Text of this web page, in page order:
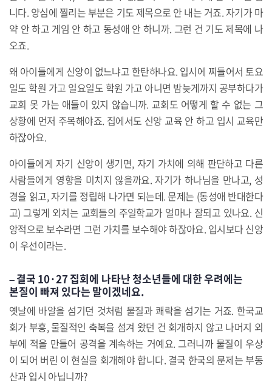
니다. 양심에 찔리는 부분은 기도 제목으로 안 내는 거죠. 자기가 마
약 안 하고 게임 안 하고 동성애 안 하니까. 그런 건 기도 제목에 나
오죠.
왜 아이들에게 신앙이 없느냐고 한탄하나요. 입시에 찌들어서 토요
일도 학원 가고 일요일도 학원 가고 아니면 밤늦게까지 공부하다가
교회 못 가는 애들이 있지 않습니까. 교회도 어떻게 할 수 없는 그
상황에 먼저 주목해야죠. 집에서도 신앙 교육 안 하고 입시 교육만
하잖아요.
아이들에게 자기 신앙이 생기면, 자기 가치에 의해 판단하고 다른
사람들에게 영향을 미치지 않을까요. 자기가 하나님을 만나고, 성
경을 읽고, 자기를 정립해 나가면 되는데. 문제는 (동성애 반대한다
고) 그렇게 외치는 교회들의 주일학교가 얼마나 잘되고 있나요. 신
앙적으로 보수라면 그런 가치를 보수해야 하잖아요. 입시보다 신앙
이 우선이라는.
– 결국 10·27 집회에 나타난 청소년들에 대한 우려에는
본질이 빠져 있다는 말이겠네요.
옛날에 바알을 섬기던 것처럼 물질과 쾌락을 섬기는 거죠. 한국교
회가 부흥, 물질적인 축복을 섬겨 왔던 건 회개하지 않고 나머지 외
부에 적을 만들어 공격을 계속하는 거예요. 그러니까 물질이 우상
이 되어 버린 이 현실을 회개해야 합니다. 결국 한국의 문제는 부동
산과 입시 아닙니까?